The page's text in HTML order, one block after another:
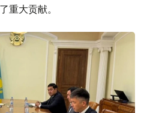
重大贡献。